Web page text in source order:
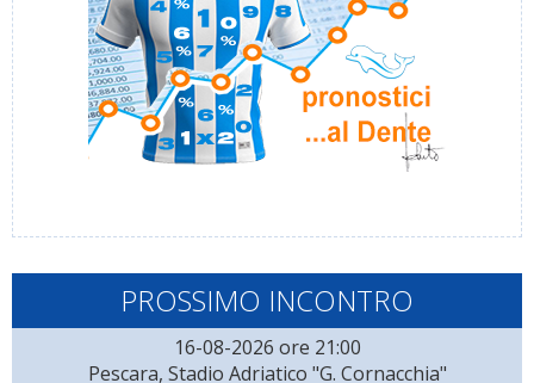
PROSSIMO INCONTRO
16-08-2026 ore 21:00
Pescara, Stadio Adriatico "G. Cornacchia"